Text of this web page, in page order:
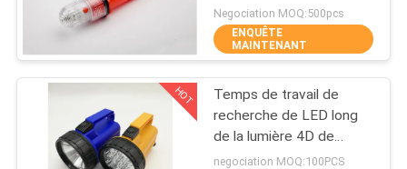
SUJET
NOUS
Lumière de gilet de
sauvetage
24
maritime de couleur
électronique du signal
lumineux deux
Negociation MOQ:500pcs
ENQUÊTE
MAINTENANT
HOT
Temps de travail de
recherche de LED long
de la lumière 4D de
torche de fond tenue
negociation MOQ:100PCS